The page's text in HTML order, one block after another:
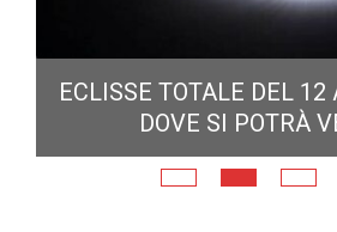
ECLISSE TOTALE DEL 12
DOVE SI POTRÀ